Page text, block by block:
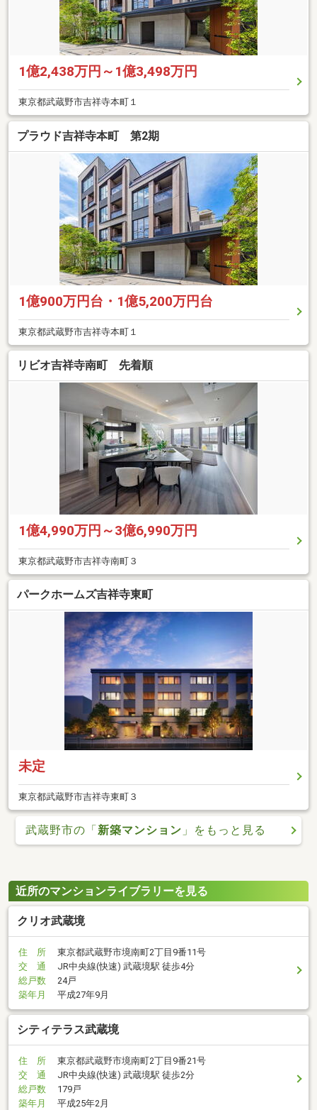
1億2,438万円～1億3,498万円
東京都武蔵野市吉祥寺本町１
プラウド吉祥寺本町 第2期
1億900万円台・1億5,200万円台
東京都武蔵野市吉祥寺本町１
リビオ吉祥寺南町 先着順
1億4,990万円～3億6,990万円
東京都武蔵野市吉祥寺南町３
パークホームズ吉祥寺東町
未定
東京都武蔵野市吉祥寺東町３
武蔵野市の「新築マンション 」をもっと見る
近所のマンションライブラリーを見る
クリオ武蔵境
住 所
東京都武蔵野市境南町2丁目9番11号
交 通
JR中央線(快速) 武蔵境駅 徒歩4分
総戸数
24戸
築年月
平成27年9月
シティテラス武蔵境
住 所
東京都武蔵野市境南町2丁目9番21号
交 通
JR中央線(快速) 武蔵境駅 徒歩2分
総戸数
179戸
築年月
平成25年2月